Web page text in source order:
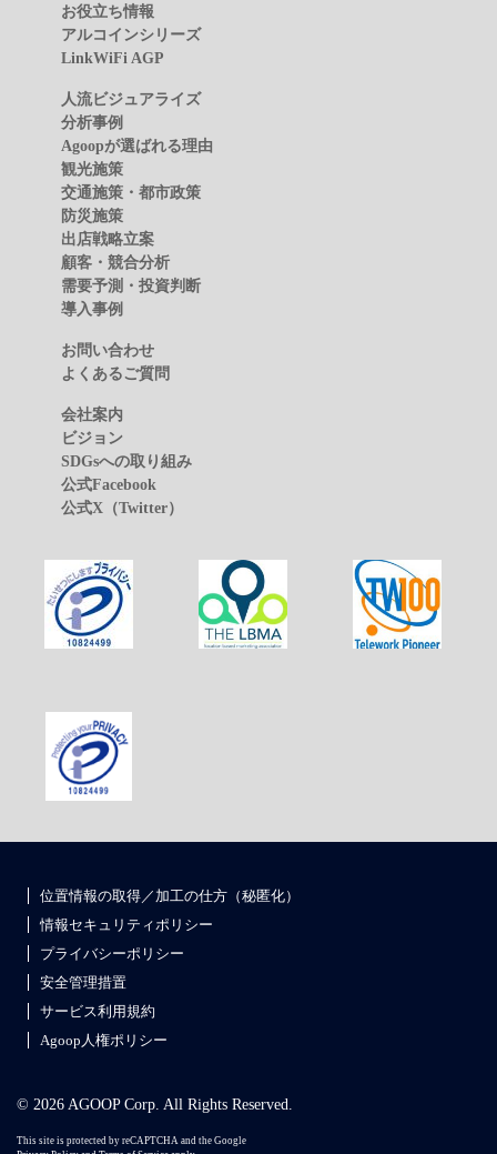
お役立ち情報
アルコインシリーズ
LinkWiFi AGP
人流ビジュアライズ
分析事例
Agoopが選ばれる理由
観光施策
交通施策・都市政策
防災施策
出店戦略立案
顧客・競合分析
需要予測・投資判断
導入事例
お問い合わせ
よくあるご質問
会社案内
ビジョン
SDGsへの取り組み
公式Facebook
公式X（Twitter）
位置情報の取得／加工の仕方（秘匿化）
情報セキュリティポリシー
プライバシーポリシー
安全管理措置
サービス利用規約
Agoop人権ポリシー
© 2026 AGOOP Corp. All Rights Reserved.
This site is protected by reCAPTCHA and the Google